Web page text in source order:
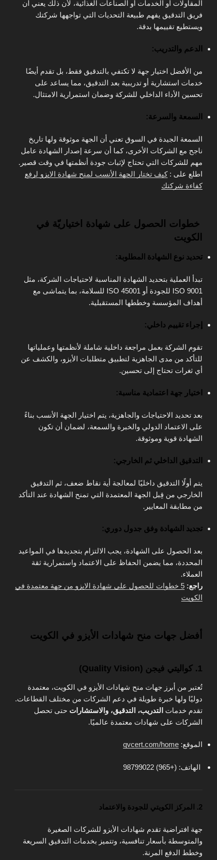
المقاولات أو الخدمات أو الصناعات الغذائية، لأن ذلك يعني أن
فريق التدقيق يفهم طبيعة التحديات التي تواجهها شركتك
ويستطيع تقييمها بدقة.
الدعم والتدريب:
من الأفضل اختيار جهة لا تكتفي بالتدقيق فقط، بل تقدم أيضًا
خدمات استشارية أو تدريبية بعد التدقيق، مما يساعد على
تحسين الأداء الداخلي للشركة وضمان استمرارية الامتثال.
السمعة والسرعة:
السمعة الجيدة في السوق تعني أن الجهة موثوقة ولها تاريخ
ناجح مع الشركات الأخرى، كما أن سرعة إصدار الشهادة عامل
مهم للشركات التي تحتاج لإثبات جودة أنظمتها في وقت قصير.
اطلع على :كيف تختار الجهة الأنسب لمنح شهادة الايزو لرفع
كفاءة شركتك
خطوات الحصول على شهادة اختياريّة في
الكويت
تحديد نوع الشهادة المطلوبة:
تبدأ العملية بتحديد الشهادة المناسبة لاحتياجات الشركة، مثل
ISO 9001 للجودة أو ISO 45001 للسلامة، بما يتماشى مع
أهداف المؤسسة وخططها المستقبلية.
إجراء تقييم داخلي:
تقوم الشركة بعمل مراجعة داخلية شاملة لأنظمتها وعملياتها
للتأكد من مدى الجاهزية لتطبيق متطلبات الأيزو، والكشف عن
أي ثغرات تحتاج إلى تحسين.
اختيار جهة اعتمادية مناسبة:
بعد تحديد الاحتياجات والجاهزية، يتم اختيار الجهة الأنسب بناءً
على الاعتماد الدولي والخبرة والسمعة، لضمان أن تكون
الشهادة قوية وموثوقة.
التدقيق الداخلي ثم الخارجي:
يتم أولًا التدقيق داخليًا لمعالجة أية نقاط ضعف، ثم التدقيق
الخارجي من قِبل الجهة المعتمدة التي تمنح الشهادة عند التأكد
من مطابقة المعايير.
تجديد الشهادة وفق جدول دوري:
بعد الحصول على الشهادة، يجب الالتزام بتجديدها في المواعيد
المحددة، مما يضمن الحفاظ على الاعتماد واستمرارية ثقة
العملاء.
راجع:
5 خطوات للحصول على شهادة الايزو من جهة معتمدة في
الكويت
أفضل جهات منح شهادات الأيزو في الكويت
1. كواليتي فيجن (Quality Vision)
تُعتبر من أبرز جهات منح شهادات الأيزو في الكويت، معتمدة
دوليًا ولها خبرة طويلة في دعم الشركات من مختلف القطاعات.
تقدم خدمات التدريب، التدقيق، والاستشارات حتى تحصل
الشركات على شهادات معتمدة عالميًا.
الموقع: qvcert.com/home
الهاتف: (+965) 98799022
2. المركز الكويتي للجودة والاعتماد
جهة افتراضية تقدم شهادات الأيزو للشركات الصغيرة
والمتوسطة بأسعار تنافسية، وتتميز بخدمات التدقيق السريعة
وخطط الدفع المرنة.